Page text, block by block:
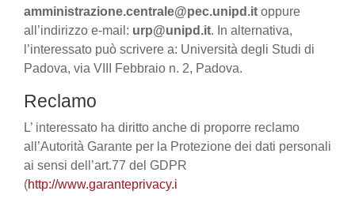
amministrazione.centrale@pec.unipd.it oppure
all’indirizzo e-mail: urp@unipd.it. In alternativa,
l’interessato può scrivere a: Università degli Studi di
Padova, via VIII Febbraio n. 2, Padova.
Reclamo
L’ interessato ha diritto anche di proporre reclamo
all’Autorità Garante per la Protezione dei dati personali
ai sensi dell’art.77 del GDPR
(http://www.garanteprivacy.i